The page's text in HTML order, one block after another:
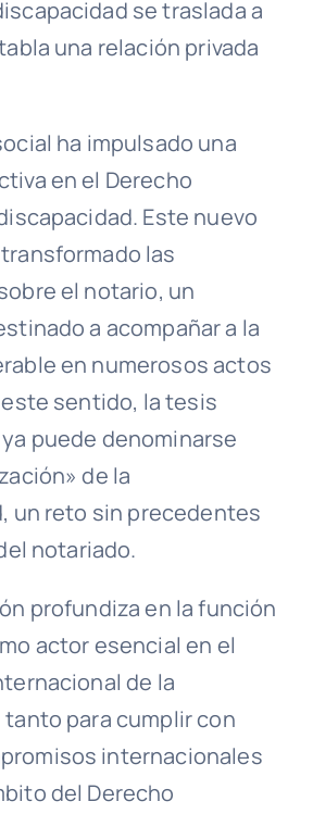
se traslada a
una relación privada
ha impulsado una
en el Derecho
Este nuevo
las
el notario, un
a acompañar a la
en numerosos actos
este sentido, la tesis
puede denominarse
de la
un reto sin precedentes
notariado.
profundiza en la función
actor esencial en el
de la
para cumplir con
internacionales
del Derecho